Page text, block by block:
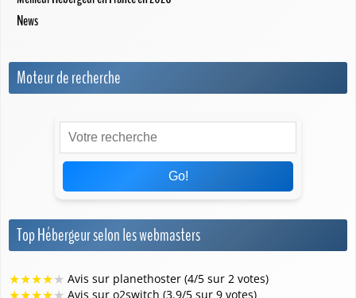
News
Moteur de recherche
Go!
Top Hébergeur selon les webmasters
★★★★★ Avis sur planethoster (4/5 sur 2 votes)
★★★★★ Avis sur o2switch (3.9/5 sur 9 votes)